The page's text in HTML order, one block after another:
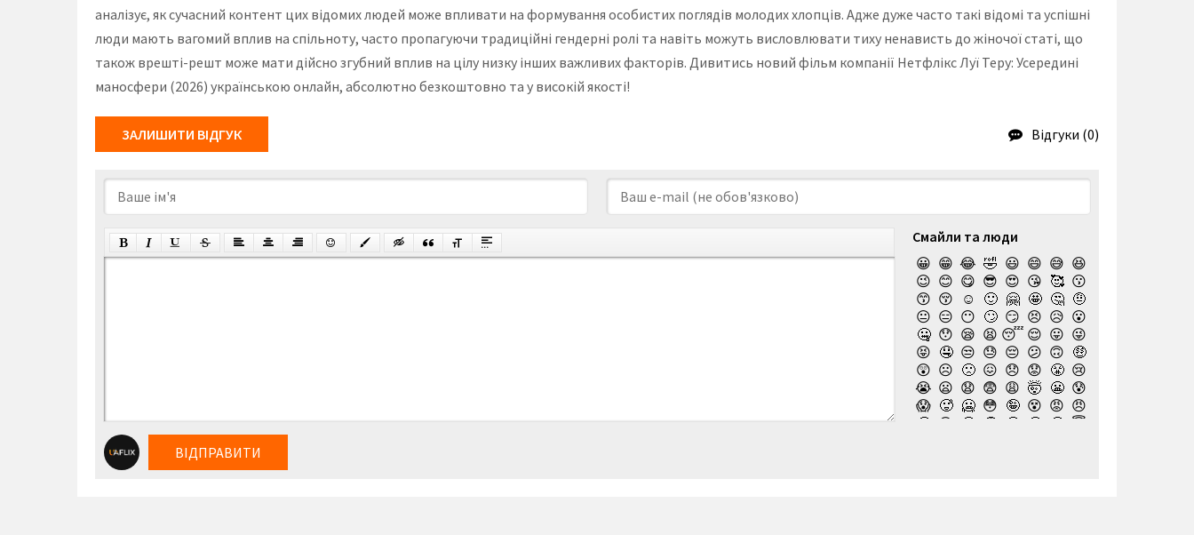
аналізує, як сучасний контент цих відомих людей може впливати на формування особистих поглядів молодих хлопців. Адже дуже часто такі відомі та успішні
люди мають вагомий вплив на спільноту, часто пропагуючи традиційні гендерні ролі та навіть можуть висловлювати тиху ненависть до жіночої статі, що
також врешті-решт може мати дійсно згубний вплив на цілу низку інших важливих факторів. Дивитись новий фільм компанії Нетфлікс Луї Теру: Усередині
маносфери (2026) українською онлайн, абсолютно безкоштовно та у високій якості!
ЗАЛИШИТИ ВІДГУК Відгуки (0)
Смайли та люди
😀 😁 😂 🤣 😃 😄 😅 😆
😉 😊 😋 😎 😍 😘 🥰 😗
😙 😚 ☺️ 🙂 🤗 🤩 🤔 🤨
😐 😑 😶 🙄 😏 😣 😥 😮
🤐 😯 😪 😫 😴 😌 😛 😜
😝 🤤 😒 😓 😔 😕 🙃 🤑
😲 ☹️ 🙁 😖 😞 😟 😤 😢
😭 😦 😧 😨 😩 🤯 😬 😰
😱 🥵 🥶 😳 🤪 😵 😡 😠
🤬
😷 🤒 🤕 🤢 🤮 🤧 😇
ВІДПРАВИТИ